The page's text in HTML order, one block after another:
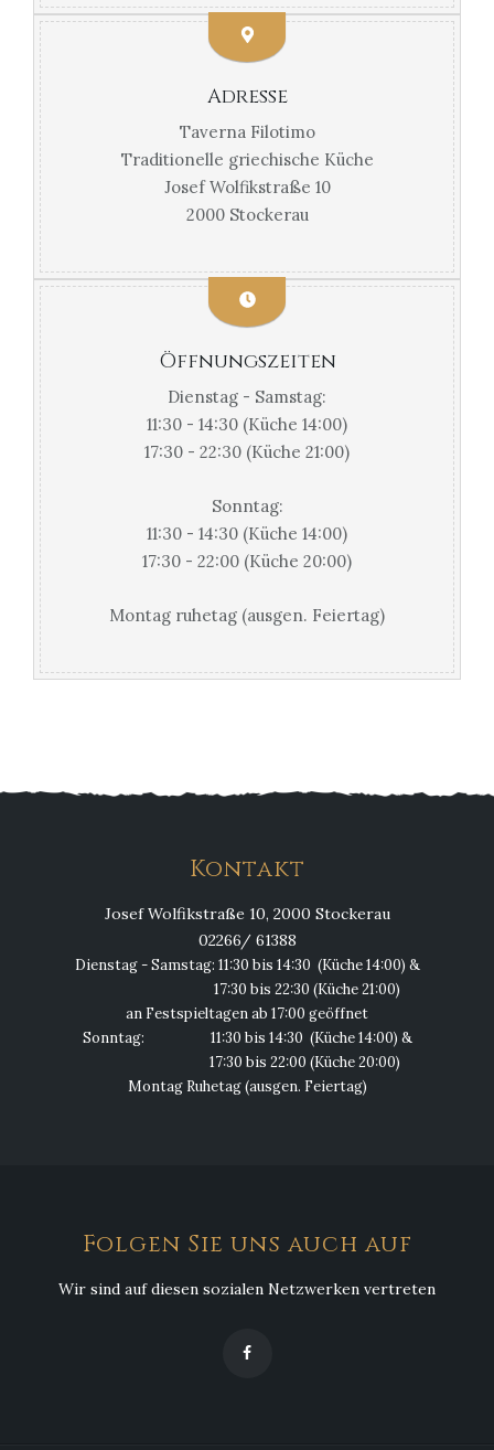
Adresse
Taverna Filotimo
Traditionelle griechische Küche
Josef Wolfikstraße 10
2000 Stockerau
Öffnungszeiten
Dienstag - Samstag:
11:30 - 14:30 (Küche 14:00)
17:30 - 22:30 (Küche 21:00)
Sonntag:
11:30 - 14:30 (Küche 14:00)
17:30 - 22:00 (Küche 20:00)
Montag ruhetag (ausgen. Feiertag)
Kontakt
Josef Wolfikstraße 10, 2000 Stockerau
02266/ 61388
Dienstag - Samstag: 11:30 bis 14:30 (Küche 14:00) &
17:30 bis 22:30 (Küche 21:00)
an Festspieltagen ab 17:00 geöffnet
Sonntag: 11:30 bis 14:30 (Küche 14:00) &
17:30 bis 22:00 (Küche 20:00)
Montag Ruhetag (ausgen. Feiertag)
Folgen Sie uns auch auf
Wir sind auf diesen sozialen Netzwerken vertreten